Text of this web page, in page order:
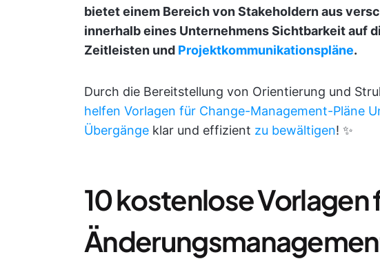
bietet einem Bereich von Stakeholdern aus
innerhalb eines Unternehmens Sichtbarkeit auf
Zeitleisten und Projektkommunikationspläne.
Durch die Bereitstellung von Orientierung und
helfen Vorlagen für Change-Management-Pläne
Übergänge klar und effizient zu bewältigen! ✨
10 kostenlose Vorlagen